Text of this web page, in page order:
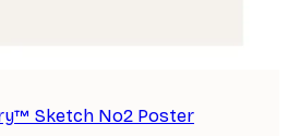
Sketch No2 Poster